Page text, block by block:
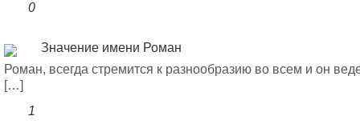
0
Значение имени Роман
Роман, всегда стремится к разнообразию во всем и он
[…]
1